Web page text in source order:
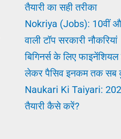
तैयारी का सही तरीका
Nokriya (Jobs): 10वीं
वाली टॉप सरकारी नौकरियां
बिगिनर्स के लिए
लेकर पैसिव इनकम तक सब
Naukari Ki Taiyari:
तैयारी कैसे करें?